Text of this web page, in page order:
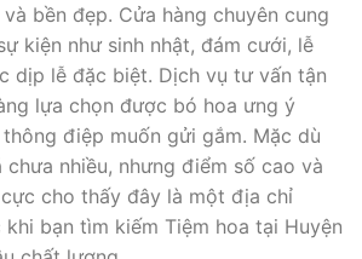
bền đẹp. Cửa hàng chuyên cung
kiện như sinh nhật, đám cưới, lễ
dịp lễ đặc biệt. Dịch vụ tư vấn tận
lựa chọn được bó hoa ưng ý
điệp muốn gửi gắm. Mặc dù
nhiều, nhưng điểm số cao và
cho thấy đây là một địa chỉ
khi bạn tìm kiếm Tiệm hoa tại Huyện